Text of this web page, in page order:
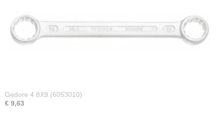
Gedore 4 8X9 (6053010)
€ 9,63